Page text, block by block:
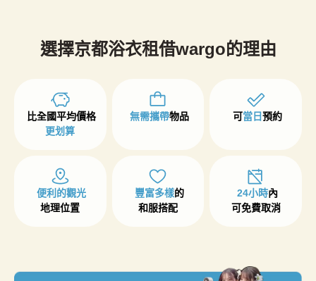
選擇京都浴衣租借wargo的理由
比全國平均價格
更划算
無需攜帶物品 可當日預約
便利的觀光
地理位置
豐富多樣的
和服搭配
24小時內
可免費取消